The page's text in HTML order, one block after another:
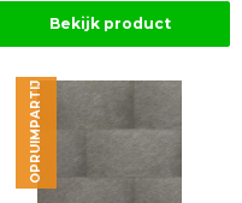
Bekijk product
OPRUIMPARTIJ